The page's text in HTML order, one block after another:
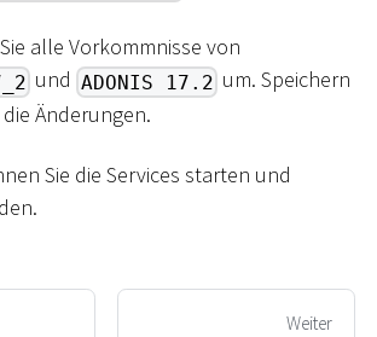
alle Vorkommnisse von
und ADONIS 17.2 um. Speichern
Änderungen.
Sie die Services starten und
Weiter